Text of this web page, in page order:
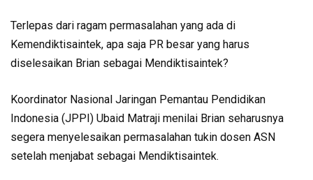
Terlepas dari ragam permasalahan yang ada di
Kemendiktisaintek, apa saja PR besar yang harus
diselesaikan Brian sebagai Mendiktisaintek?
Koordinator Nasional Jaringan Pemantau Pendidikan
Indonesia (JPPI) Ubaid Matraji menilai Brian seharusnya
segera menyelesaikan permasalahan tukin dosen ASN
setelah menjabat sebagai Mendiktisaintek.